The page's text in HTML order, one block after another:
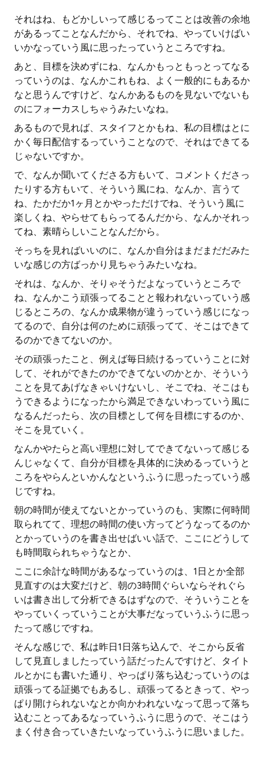
それはね、もどかしいって感じるってことは改善の余地
があるってことなんだから、それでね、やっていけばい
いかなっていう風に思ったっていうところですね。
あと、目標を決めずにね、なんかもっともっとってなる
っていうのは、なんかこれもね、よく一般的にもあるか
なと思うんですけど、なんかあるものを見ないでないも
のにフォーカスしちゃうみたいなね。
あるもので見れば、スタイフとかもね、私の目標はとに
かく毎日配信するっていうことなので、それはできてる
じゃないですか。
で、なんか聞いてくださる方もいて、コメントくださっ
たりする方もいて、そういう風にね、なんか、言うて
ね、たかだか1ヶ月とかやっただけでね、そういう風に
楽しくね、やらせてもらってるんだから、なんかそれっ
てね、素晴らしいことなんだから。
そっちを見ればいいのに、なんか自分はまだまだだみた
いな感じの方ばっかり見ちゃうみたいなね。
それは、なんか、そりゃそうだよなっていうところで
ね、なんかこう頑張ってることと報われないっていう感
じるところの、なんか成果物が違うっていう感じになっ
てるので、自分は何のために頑張ってて、そこはできて
るのかできてないのか。
その頑張ったこと、例えば毎日続けるっていうことに対
して、それができたのかできてないのかとか、そういう
ことを見てあげなきゃいけないし、そこでね、そこはも
うできるようになったから満足できないわっていう風に
なるんだったら、次の目標として何を目標にするのか、
そこを見ていく。
なんかやたらと高い理想に対してできてないって感じる
んじゃなくて、自分が目標を具体的に決めるっていうと
ころをやらんといかんなというふうに思ったっていう感
じですね。
朝の時間が使えてないとかっていうのも、実際に何時間
取られてて、理想の時間の使い方ってどうなってるのか
とかっていうのを書き出せばいい話で、ここにどうして
も時間取られちゃうなとか、
ここに余計な時間があるなっていうのは、1日とか全部
見直すのは大変だけど、朝の3時間ぐらいならそれぐら
いは書き出して分析できるはずなので、そういうことを
やっていくっていうことが大事だなっていうふうに思っ
たって感じですね。
そんな感じで、私は昨日1日落ち込んで、そこから反省
して見直しましたっていう話だったんですけど、タイト
ルとかにも書いた通り、やっぱり落ち込むっていうのは
頑張ってる証拠でもあるし、頑張ってるときって、やっ
ぱり開けられないなとか向かわれないなって思って落ち
込むことってあるなっていうふうに思うので、そこはう
まく付き合っていきたいなっていうふうに思いました。